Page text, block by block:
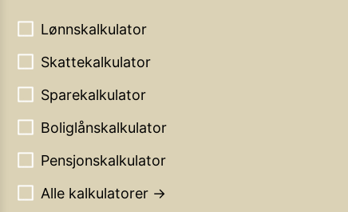
Lønnskalkulator
Skattekalkulator
Sparekalkulator
Boliglånskalkulator
Pensjonskalkulator
Alle kalkulatorer →